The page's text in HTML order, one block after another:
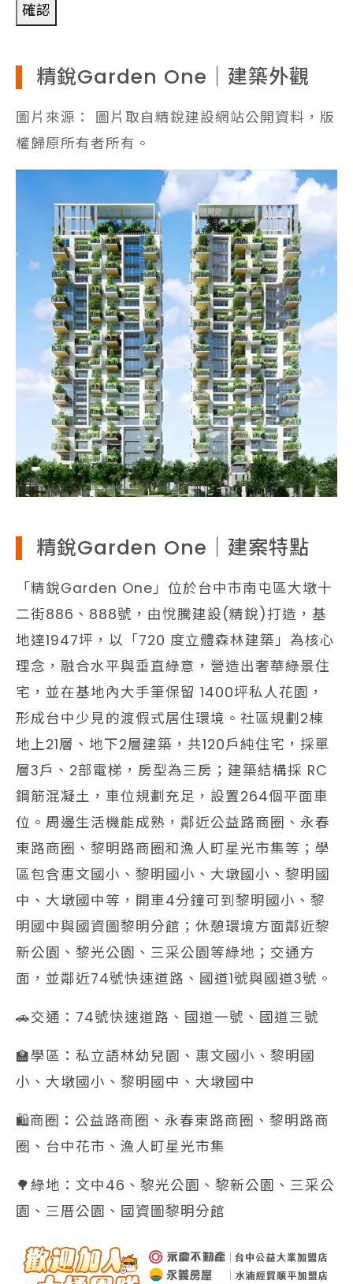
確認
精銳Garden One｜建築外觀
圖片來源： 圖片取自精銳建設網站公開資料，版
權歸原所有者所有。
精銳Garden One｜建案特點
「精銳Garden One」位於台中市南屯區大墩十
二街886、888號，由悅騰建設(精銳)打造，基
地達1947坪，以「720 度立體森林建築」為核心
理念，融合水平與垂直綠意，營造出奢華綠景住
宅，並在基地內大手筆保留 1400坪私人花園，
形成台中少見的渡假式居住環境。社區規劃2棟
地上21層、地下2層建築，共120戶純住宅，採單
層3戶、2部電梯，房型為三房；建築結構採 RC
鋼筋混凝土，車位規劃充足，設置264個平面車
位。周邊生活機能成熟，鄰近公益路商圈、永春
東路商圈、黎明路商圈和漁人町星光市集等；學
區包含惠文國小、黎明國小、大墩國小、黎明國
中、大墩國中等，開車4分鐘可到黎明國小、黎
明國中與國資圖黎明分館；休憩環境方面鄰近黎
新公園、黎光公園、三采公園等綠地；交通方
面，並鄰近74號快速道路、國道1號與國道3號。
🚗交通：74號快速道路、國道一號、國道三號
🏫學區：私立語林幼兒園、惠文國小、黎明國
小、大墩國小、黎明國中、大墩國中
🛍️商圈：公益路商圈、永春東路商圈、黎明路商
圈、台中花市、漁人町星光市集
🌳綠地：文中46、黎光公園、黎新公園、三采公
園、三厝公園、國資圖黎明分館